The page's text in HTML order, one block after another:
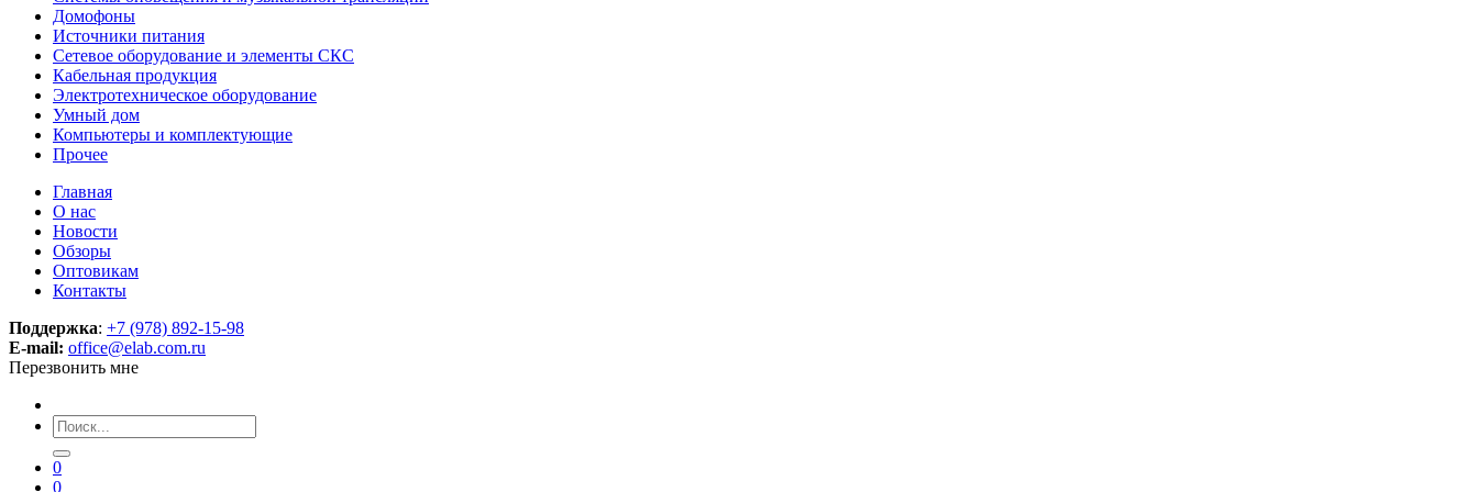
Домофоны
Источники питания
Сетевое оборудование и элементы СКС
Кабельная продукция
Электротехническое оборудование
Умный дом
Компьютеры и комплектующие
Прочее
Главная
О нас
Новости
Обзоры
Оптовикам
Контакты
Поддержка: +7 (978) 892-15-98
E-mail: office@elab.com.ru
Перезвонить мне
0
0